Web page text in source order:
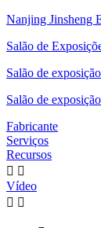
Nanjing Jinsheng
Salão de
Salão de
Salão de
Fabricante
Serviços
Recursos
 
Vídeo
 